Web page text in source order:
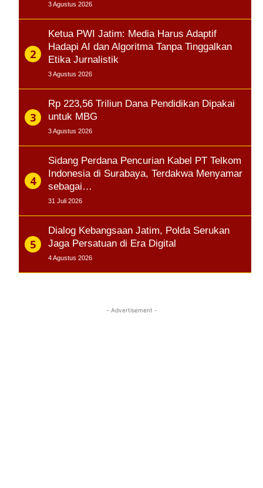
3 Agustus 2026
Ketua PWI Jatim: Media Harus Adaptif
Hadapi AI dan Algoritma Tanpa Tinggalkan
Etika Jurnalistik
3 Agustus 2026
Rp 223,56 Triliun Dana Pendidikan Dipakai
untuk MBG
3 Agustus 2026
Sidang Perdana Pencurian Kabel PT Telkom
Indonesia di Surabaya, Terdakwa Menyamar
sebagai…
31 Juli 2026
Dialog Kebangsaan Jatim, Polda Serukan
Jaga Persatuan di Era Digital
4 Agustus 2026
- Advertisement -